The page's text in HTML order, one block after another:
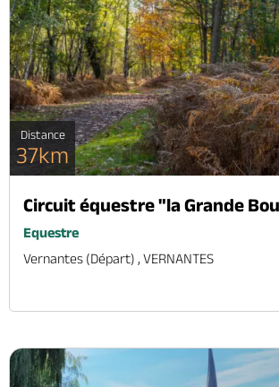
Distance
37km
Circuit équestre "la Grande
Equestre
Vernantes (départ) , VERNANTES